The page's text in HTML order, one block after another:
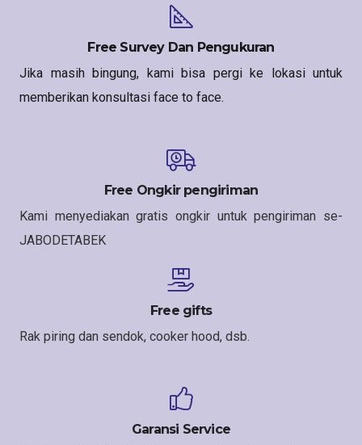
Free Survey Dan Pengukuran
Jika masih bingung, kami bisa pergi ke lokasi untuk
memberikan konsultasi face to face.
Free Ongkir pengiriman
Kami menyediakan gratis ongkir untuk pengiriman se-
JABODETABEK
Free gifts
Rak piring dan sendok, cooker hood, dsb.
Garansi Service